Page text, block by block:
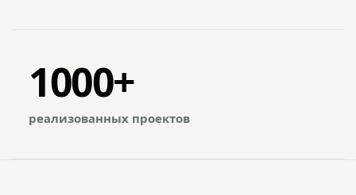
1000+
реализованных проектов